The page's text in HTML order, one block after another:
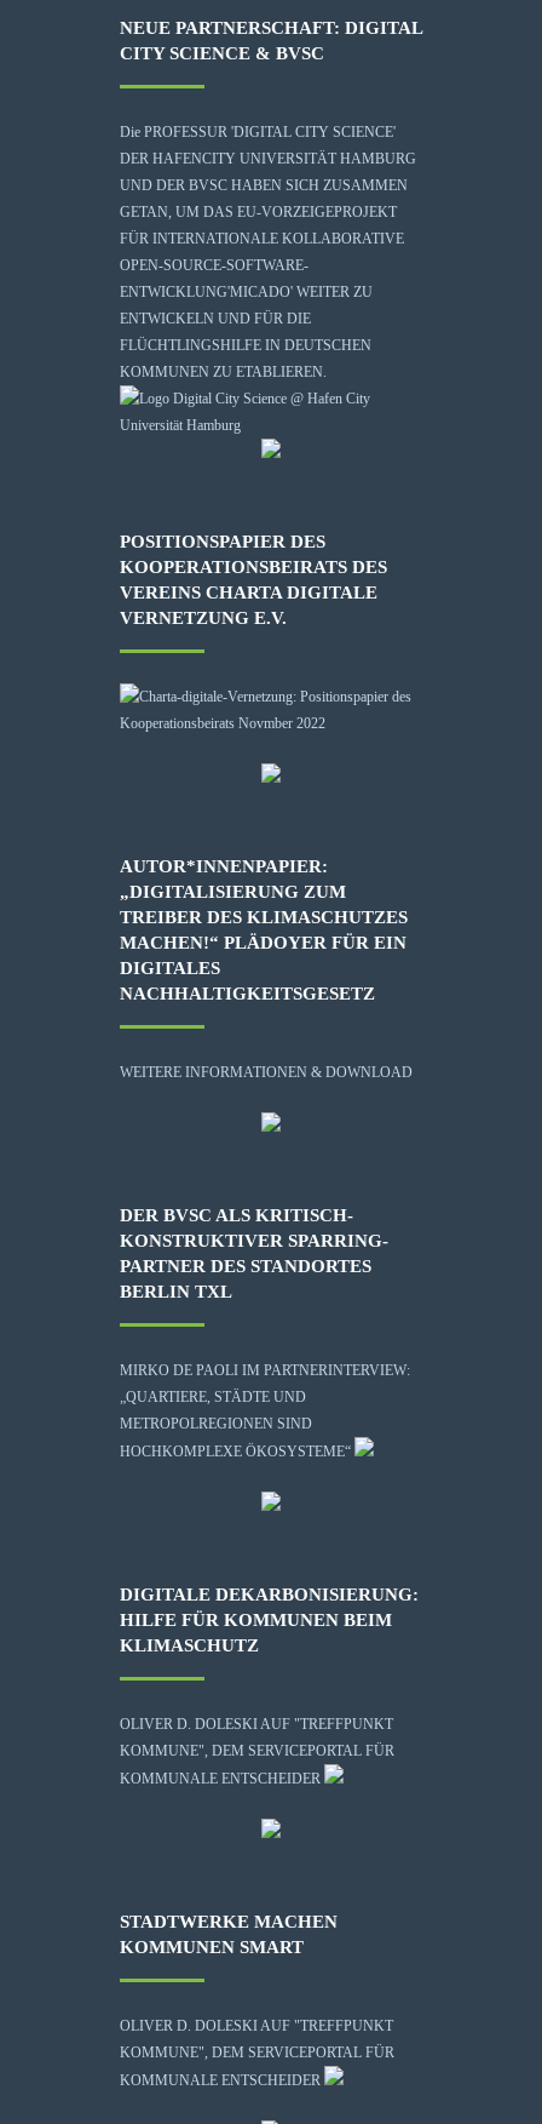
NEUE PARTNERSCHAFT: DIGITAL
CITY SCIENCE & BVSC
Die PROFESSUR 'DIGITAL CITY SCIENCE'
DER HAFENCITY UNIVERSITÄT HAMBURG
UND DER BVSC HABEN SICH ZUSAMMEN
GETAN, UM DAS EU-VORZEIGEPROJEKT
FÜR INTERNATIONALE KOLLABORATIVE
OPEN-SOURCE-SOFTWARE-
ENTWICKLUNG'MICADO' WEITER ZU
ENTWICKELN UND FÜR DIE
FLÜCHTLINGSHILFE IN DEUTSCHEN
KOMMUNEN ZU ETABLIEREN.
POSITIONSPAPIER DES
KOOPERATIONSBEIRATS DES
VEREINS CHARTA DIGITALE
VERNETZUNG E.V.
AUTOR*INNENPAPIER:
„DIGITALISIERUNG ZUM
TREIBER DES KLIMASCHUTZES
MACHEN!“ PLÄDOYER FÜR EIN
DIGITALES
NACHHALTIGKEITSGESETZ
WEITERE INFORMATIONEN & DOWNLOAD
DER BVSC ALS KRITISCH-
KONSTRUKTIVER SPARRING-
PARTNER DES STANDORTES
BERLIN TXL
MIRKO DE PAOLI IM PARTNERINTERVIEW:
„QUARTIERE, STÄDTE UND
METROPOLREGIONEN SIND
HOCHKOMPLEXE ÖKOSYSTEME“
DIGITALE DEKARBONISIERUNG:
HILFE FÜR KOMMUNEN BEIM
KLIMASCHUTZ
OLIVER D. DOLESKI AUF "TREFFPUNKT
KOMMUNE", DEM SERVICEPORTAL FÜR
KOMMUNALE ENTSCHEIDER
STADTWERKE MACHEN
KOMMUNEN SMART
OLIVER D. DOLESKI AUF "TREFFPUNKT
KOMMUNE", DEM SERVICEPORTAL FÜR
KOMMUNALE ENTSCHEIDER